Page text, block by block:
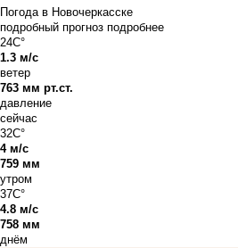
Погода в Новочеркасске
подробный прогноз подробнее
24C°
1.3 м/с
ветер
763 мм рт.ст.
давление
сейчас
32C°
4 м/с
759 мм
утром
37C°
4.8 м/с
758 мм
днём